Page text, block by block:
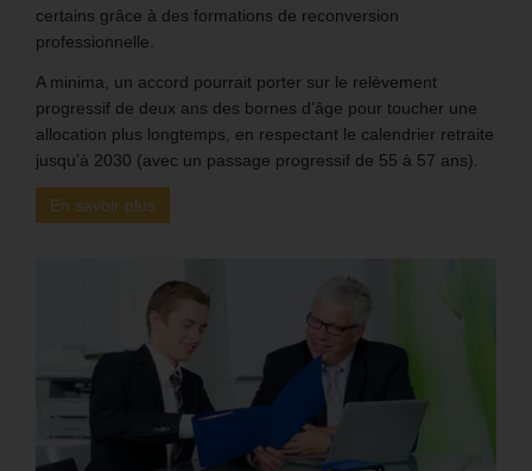
certains grâce à des formations de reconversion
professionnelle.
A minima, un accord pourrait porter sur le relèvement
progressif de deux ans des bornes d’âge pour toucher une
allocation plus longtemps, en respectant le calendrier retraite
jusqu’à 2030 (avec un passage progressif de 55 à 57 ans).
En savoir plus